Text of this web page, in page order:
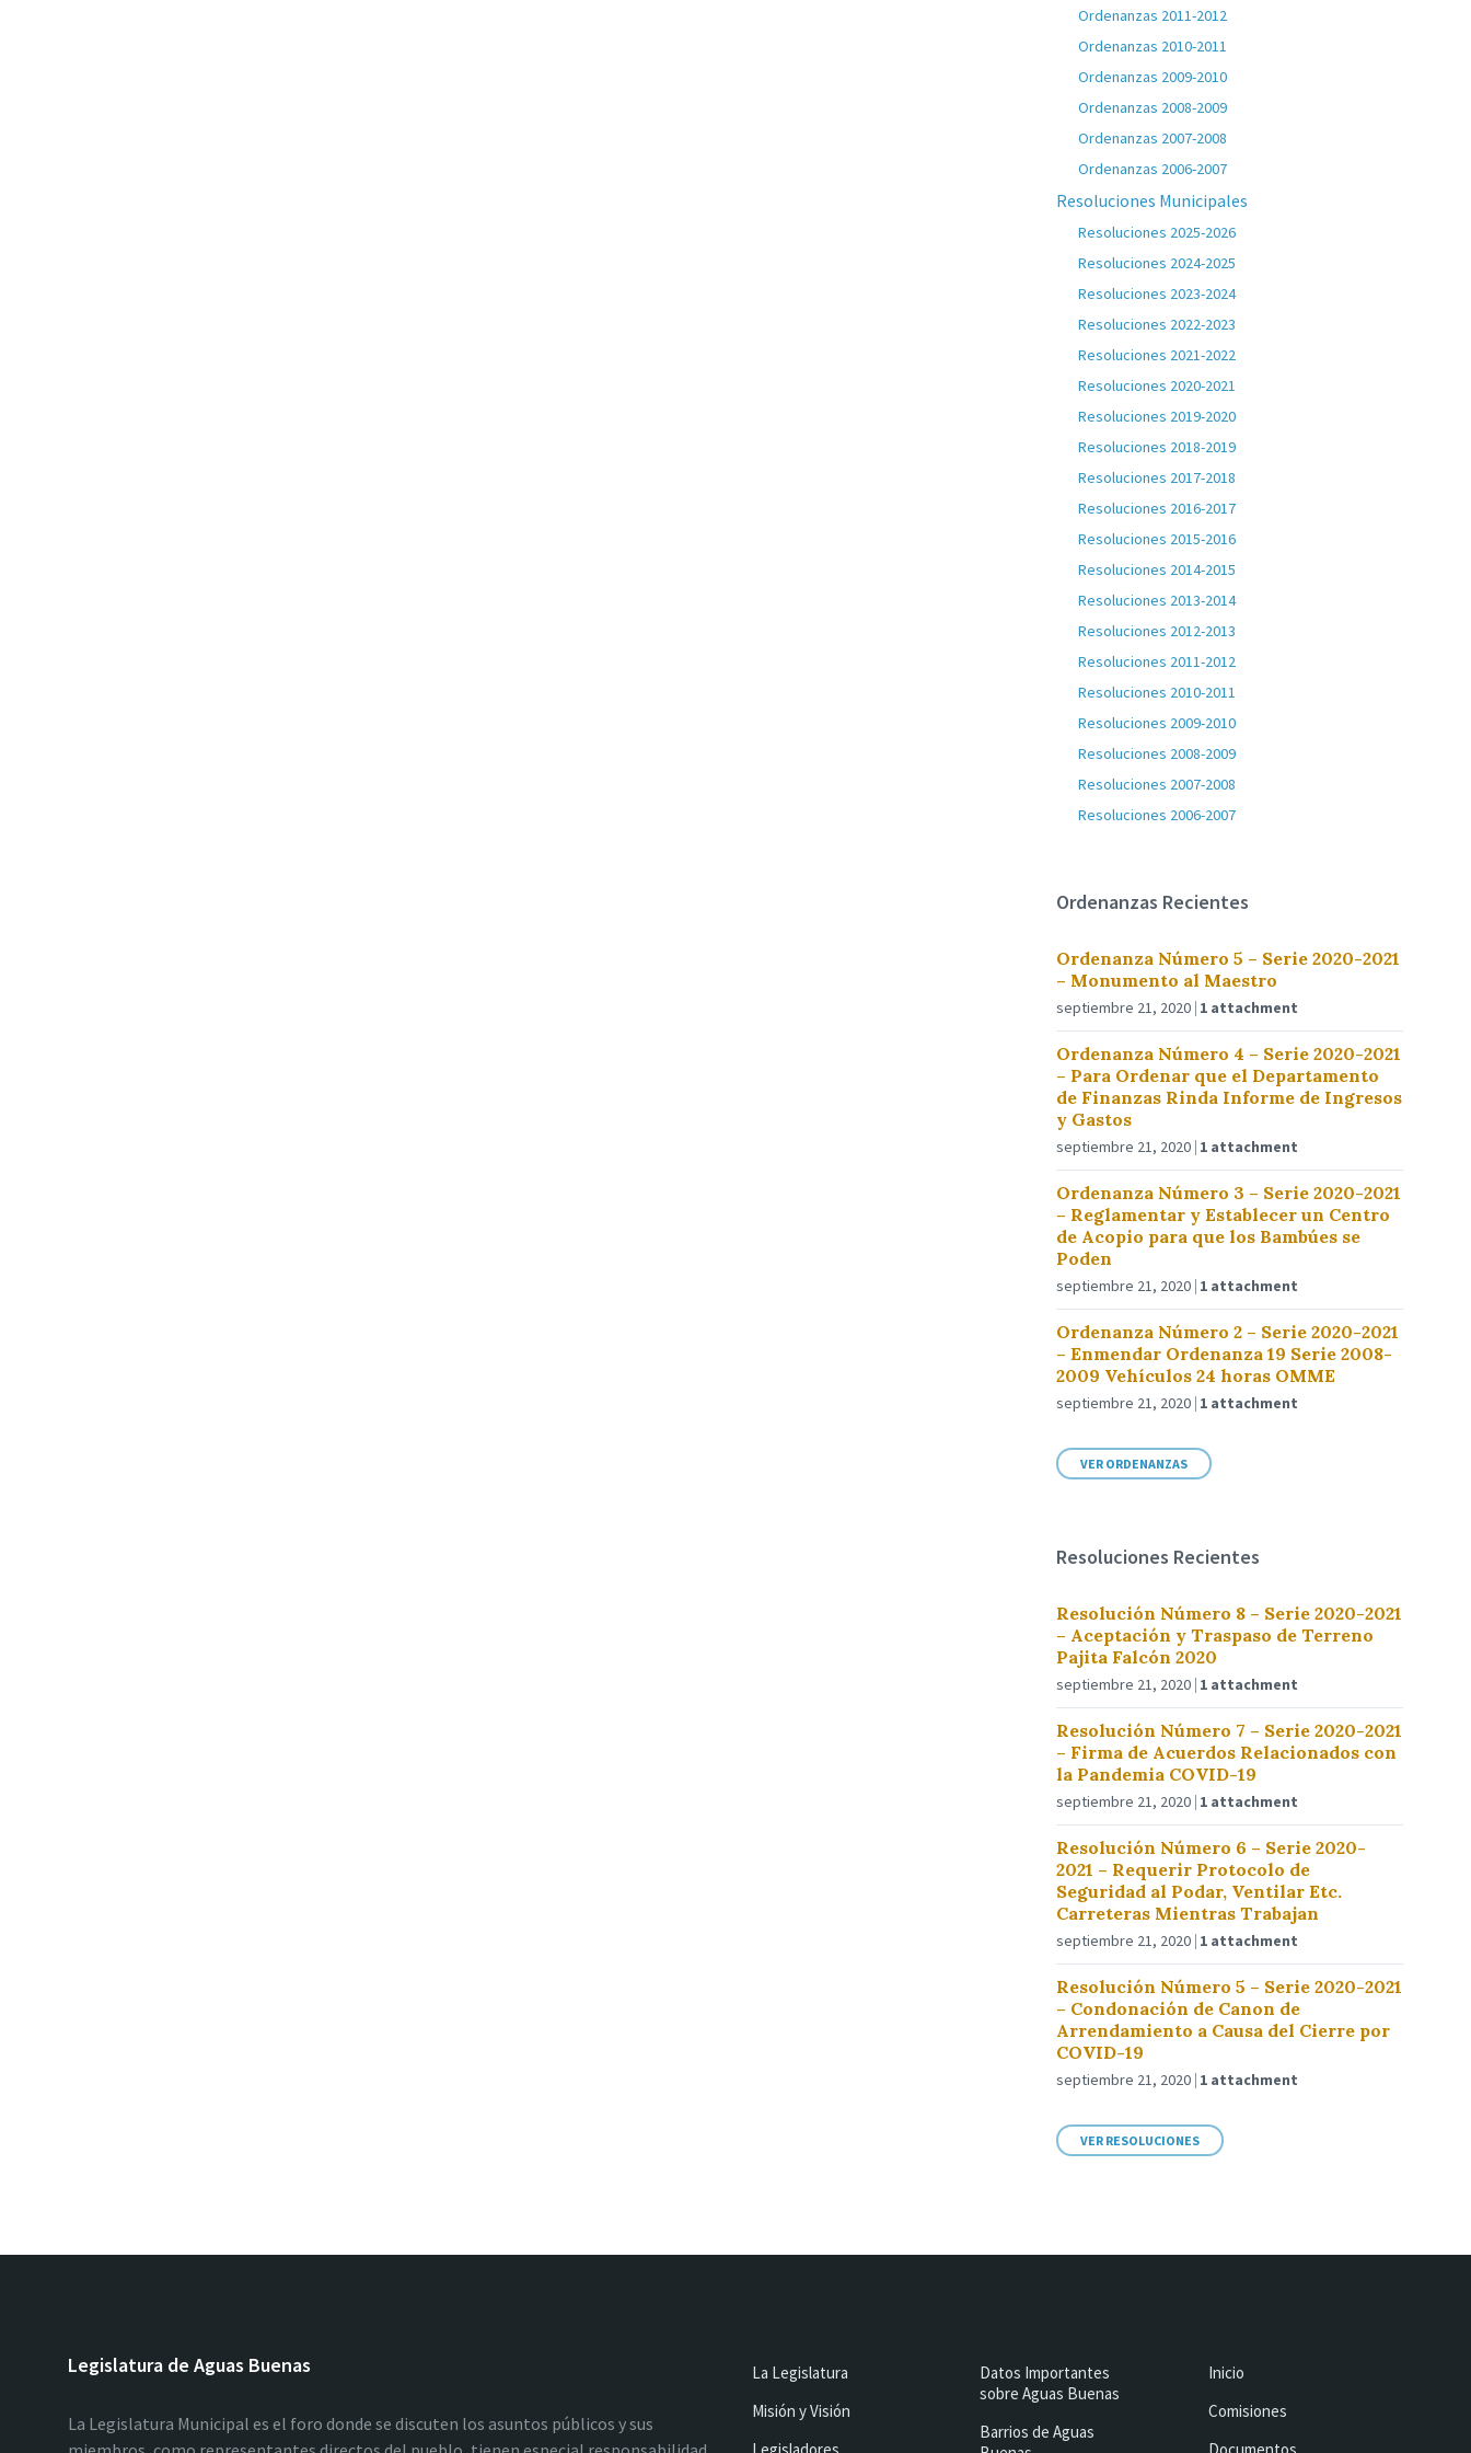
Ordenanzas 2011-2012
Ordenanzas 2010-2011
Ordenanzas 2009-2010
Ordenanzas 2008-2009
Ordenanzas 2007-2008
Ordenanzas 2006-2007
Resoluciones Municipales
Resoluciones 2025-2026
Resoluciones 2024-2025
Resoluciones 2023-2024
Resoluciones 2022-2023
Resoluciones 2021-2022
Resoluciones 2020-2021
Resoluciones 2019-2020
Resoluciones 2018-2019
Resoluciones 2017-2018
Resoluciones 2016-2017
Resoluciones 2015-2016
Resoluciones 2014-2015
Resoluciones 2013-2014
Resoluciones 2012-2013
Resoluciones 2011-2012
Resoluciones 2010-2011
Resoluciones 2009-2010
Resoluciones 2008-2009
Resoluciones 2007-2008
Resoluciones 2006-2007
Ordenanzas Recientes
Ordenanza Número 5 – Serie 2020-2021
– Monumento al Maestro
septiembre 21, 2020 1 attachment
Ordenanza Número 4 – Serie 2020-2021
– Para Ordenar que el Departamento
de Finanzas Rinda Informe de Ingresos
y Gastos
septiembre 21, 2020 1 attachment
Ordenanza Número 3 – Serie 2020-2021
– Reglamentar y Establecer un Centro
de Acopio para que los Bambúes se
Poden
septiembre 21, 2020 1 attachment
Ordenanza Número 2 – Serie 2020-2021
– Enmendar Ordenanza 19 Serie 2008-
2009 Vehículos 24 horas OMME
septiembre 21, 2020 1 attachment
VER ORDENANZAS
Resoluciones Recientes
Resolución Número 8 – Serie 2020-2021
– Aceptación y Traspaso de Terreno
Pajita Falcón 2020
septiembre 21, 2020 1 attachment
Resolución Número 7 – Serie 2020-2021
– Firma de Acuerdos Relacionados con
la Pandemia COVID-19
septiembre 21, 2020 1 attachment
Resolución Número 6 – Serie 2020-
2021 – Requerir Protocolo de
Seguridad al Podar, Ventilar Etc.
Carreteras Mientras Trabajan
septiembre 21, 2020 1 attachment
Resolución Número 5 – Serie 2020-2021
– Condonación de Canon de
Arrendamiento a Causa del Cierre por
COVID-19
septiembre 21, 2020 1 attachment
VER RESOLUCIONES
Legislatura de Aguas Buenas
La Legislatura Municipal es el foro donde se discuten los asuntos públicos y sus
La Legislatura
Misión y Visión
Datos Importantes
sobre Aguas Buenas
Barrios de Aguas
Inicio
Comisiones